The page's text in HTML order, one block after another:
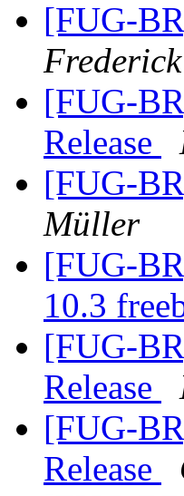
[FUG-
Frederick
[FUG-
Release
[FUG-
Müller
[FUG-
10.3
[FUG-
Release
[FUG-
Release